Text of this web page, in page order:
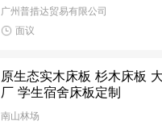
广州普措达贸易有限公司
面议
原生态实木床板 杉木床板
厂 学生宿舍床板定制
南山林场